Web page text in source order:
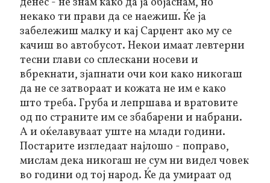
некако ти прави да се наежиш. Ќе ја
забележиш малку и кај Сарџент ако му се
качиш во автобусот. Некои имаат левтерни
тесни глави со сплескани носеви и
вбрекнати, зјапнати очи кои како никогаш
да не се затвораат и кожата не им е како
што треба. Груба и лепршава и вратовите
од по страните им се збабарени и набрани.
А и оќелавуваат уште на млади години.
Постарите изгледаат најлошо - поправо,
мислам дека никогаш не сум ни видел човек
во години од тој народ. Ќе да умираат од